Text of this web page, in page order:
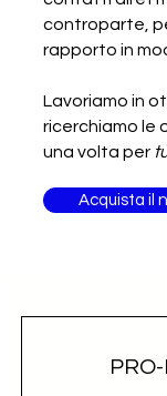
controparte,
rapporto in
Lavoriamo in
ricerchiamo le
una volta per
Acquista il